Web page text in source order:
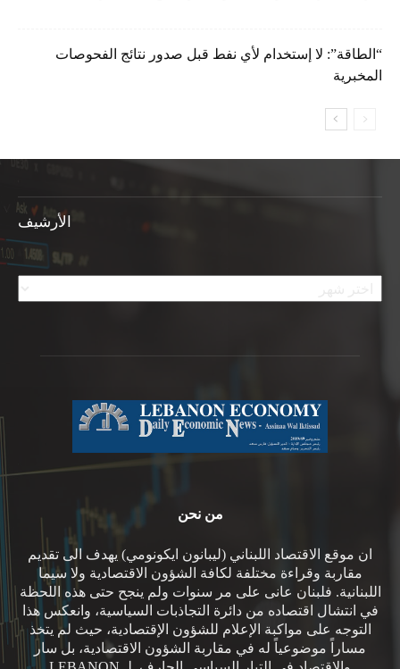
“الطاقة”: لا إستخدام لأي نفط قبل صدور نتائج الفحوصات
المخبرية
الأرشيف
الأرشيف
من نحن
ان موقع الاقتصاد اللبناني (ليبانون ايكونومي) يهدف الى تقديم
مقاربة وقراءة مختلفة لكافة الشؤون الاقتصادية ولا سيما
اللبنانية. فلبنان عانى على مر سنوات ولم ينجح حتى هذه اللحظة
في انتشال اقتصاده من دائرة التجاذبات السياسية، وانعكس هذا
التوجه على مواكبة الإعلام للشؤون الإقتصادية، حيث لم يتخذ
مساراً موضوعياً له في مقاربة الشؤون الاقتصادية، بل سار